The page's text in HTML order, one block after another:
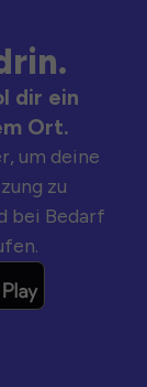
dir ein
Ort.
um deine
zu
bei Bedarf